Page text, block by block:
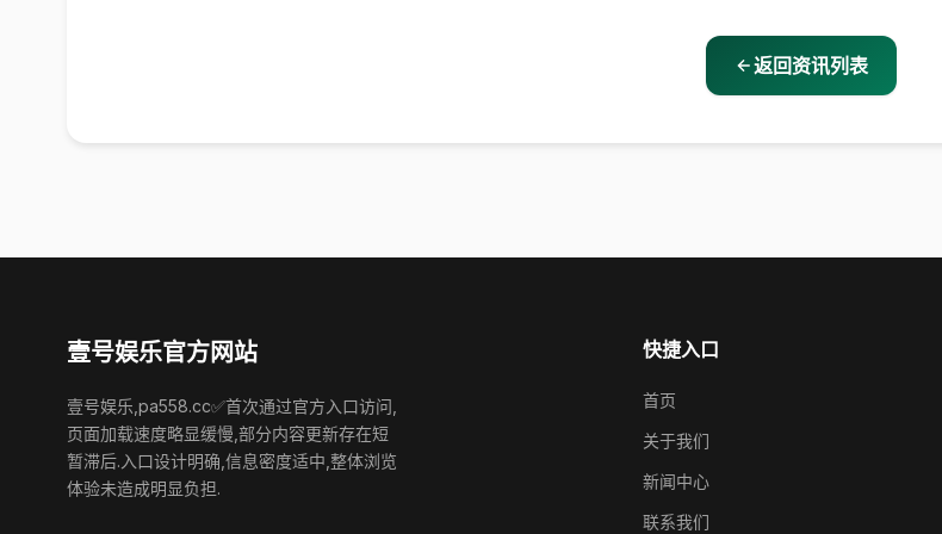
返回资讯列表
壹号娱乐官方网站
壹号娱乐,pa558.cc✅首次通过官方入口访问,
页面加载速度略显缓慢,部分内容更新存在短
暂滞后.入口设计明确,信息密度适中,整体浏览
体验未造成明显负担.
快捷入口
首页
关于我们
新闻中心
联系我们